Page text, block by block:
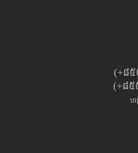
(+៨
(+៨
ប